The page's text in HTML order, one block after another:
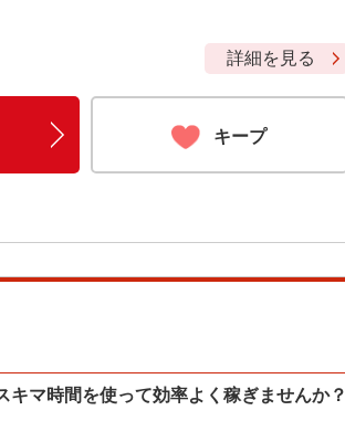
詳細を見る
キープ
マ時間を使って効率よく稼ぎませんか？